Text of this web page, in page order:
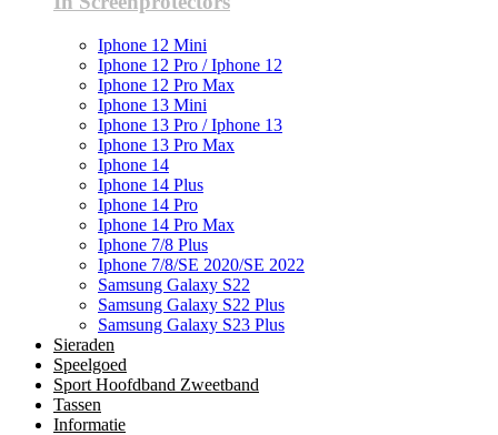
Iphone 12 Mini
Iphone 12 Pro / Iphone 12
Iphone 12 Pro Max
Iphone 13 Mini
Iphone 13 Pro / Iphone 13
Iphone 13 Pro Max
Iphone 14
Iphone 14 Plus
Iphone 14 Pro
Iphone 14 Pro Max
Iphone 7/8 Plus
Iphone 7/8/SE 2020/SE 2022
Samsung Galaxy S22
Samsung Galaxy S22 Plus
Samsung Galaxy S23 Plus
Sieraden
Speelgoed
Sport Hoofdband Zweetband
Tassen
Informatie